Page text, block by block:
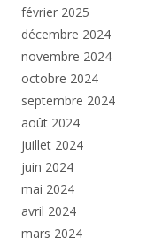
février 2025
décembre 2024
novembre 2024
octobre 2024
septembre 2024
août 2024
juillet 2024
juin 2024
mai 2024
avril 2024
mars 2024